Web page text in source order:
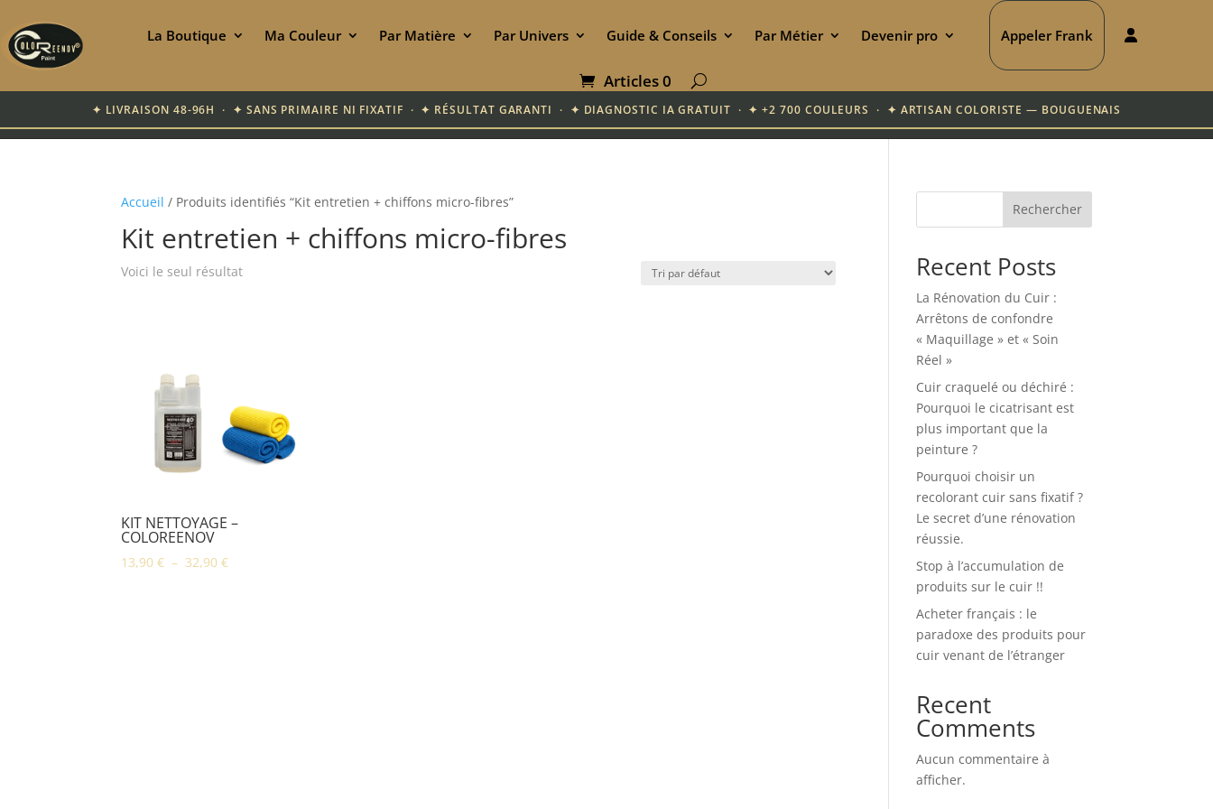
La Boutique Ma Couleur Par Matière Par Univers Guide & Conseils Par Métier Devenir pro Appeler Frank
Articles 0
✦ LIVRAISON 48-96H · ✦ SANS PRIMAIRE NI FIXATIF · ✦ RÉSULTAT GARANTI · ✦ DIAGNOSTIC IA GRATUIT · ✦ +2 700 COULEURS · ✦ ARTISAN COLORISTE — BOUGUENAIS
Accueil / Produits identifiés “Kit entretien + chiffons micro-fibres”
Kit entretien + chiffons micro-fibres
Voici le seul résultat
KIT NETTOYAGE –
COLOREENOV
13,90€ – 32,90€Plage
Rechercher
Recent Posts
La Rénovation du Cuir :
Arrêtons de confondre
« Maquillage » et « Soin
Réel »
Cuir craquelé ou déchiré :
Pourquoi le cicatrisant est
plus important que la
peinture ?
Pourquoi choisir un
recolorant cuir sans fixatif ?
Le secret d’une rénovation
réussie.
Stop à l’accumulation de
produits sur le cuir !!
Acheter français : le
paradoxe des produits pour
cuir venant de l’étranger
Recent
Comments
Aucun commentaire à
afficher.